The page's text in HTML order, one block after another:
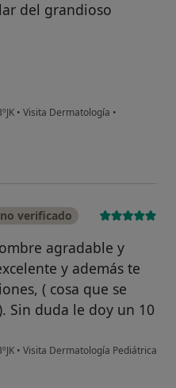
del grandioso
• Visita Dermatología •
verificado
agradable y
y además te
( cosa que se
Sin duda le doy un 10
• Visita Dermatología Pediátrica